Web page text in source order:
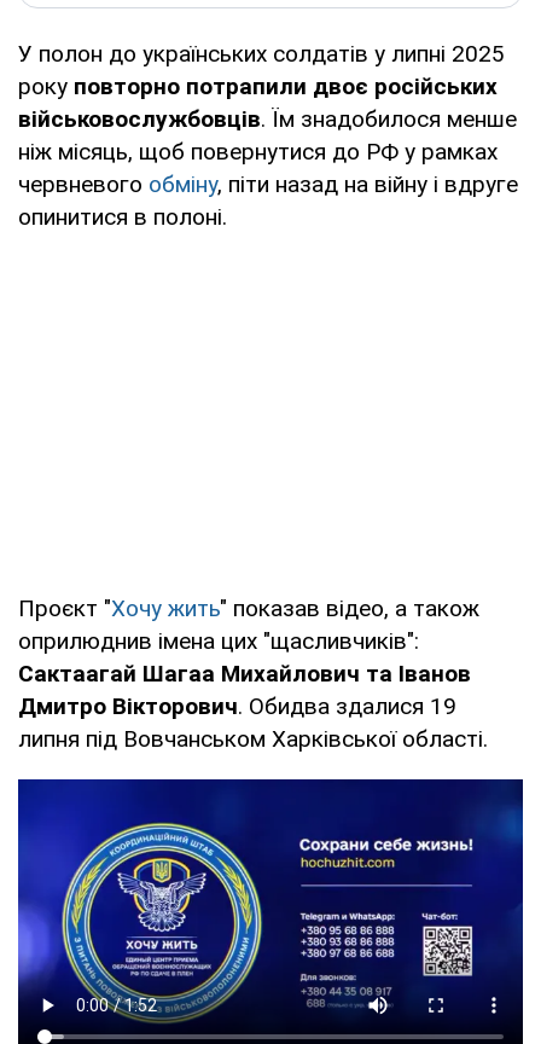
У полон до українських солдатів у липні 2025
року повторно потрапили двоє російських
військовослужбовців. Їм знадобилося менше
ніж місяць, щоб повернутися до РФ у рамках
червневого обміну, піти назад на війну і вдруге
опинитися в полоні.
Проєкт "Хочу жить" показав відео, а також
оприлюднив імена цих "щасливчиків":
Сактаагай Шагаа Михайлович та Іванов
Дмитро Вікторович. Обидва здалися 19
липня під Вовчанськом Харківської області.